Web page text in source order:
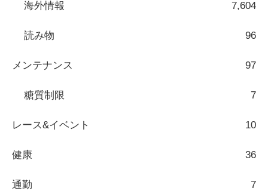
海外情報 7,604
読み物 96
メンテナンス 97
糖質制限 7
レース&イベント 10
健康 36
通勤 7